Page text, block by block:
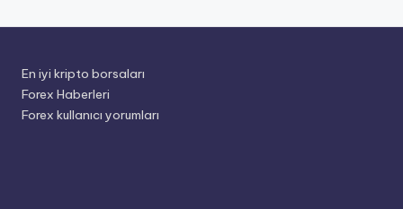
En iyi kripto borsaları
Forex Haberleri
Forex kullanıcı yorumları